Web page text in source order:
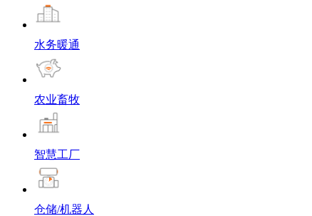
水务暖通
农业畜牧
智慧工厂
仓储/机器人